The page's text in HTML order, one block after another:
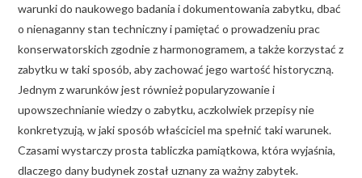
warunki do naukowego badania i dokumentowania zabytku, dbać
o nienaganny stan techniczny i pamiętać o prowadzeniu prac
konserwatorskich zgodnie z harmonogramem, a także korzystać z
zabytku w taki sposób, aby zachować jego wartość historyczną.
Jednym z warunków jest również popularyzowanie i
upowszechnianie wiedzy o zabytku, aczkolwiek przepisy nie
konkretyzują, w jaki sposób właściciel ma spełnić taki warunek.
Czasami wystarczy prosta tabliczka pamiątkowa, która wyjaśnia,
dlaczego dany budynek został uznany za ważny zabytek.